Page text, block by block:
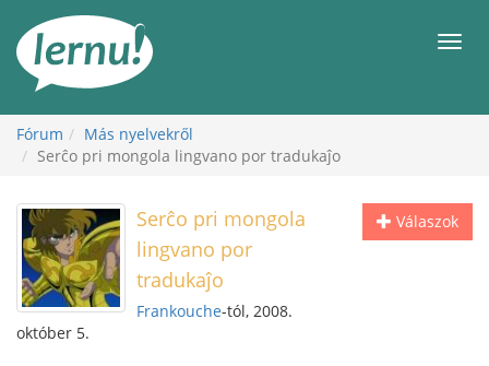
Fórum
Más nyelvekről
Serĉo pri mongola lingvano por tradukaĵo
Válaszok
Serĉo pri mongola
lingvano por
tradukaĵo
Frankouche-tól, 2008.
október 5.